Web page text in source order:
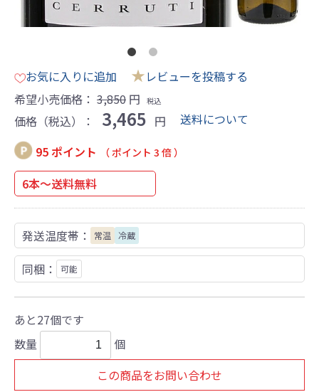
お気に入りに追加 ★レビューを投稿する
希望小売価格： 3,850 円 税込
価格（税込）： 3,465 円
送料について
95 ポイント
（ ポイント 3 倍 ）
6本～送料無料
発送温度帯： 常温 冷蔵
同梱： 可能
あと27個です
数量
個
この商品をお問い合わせ